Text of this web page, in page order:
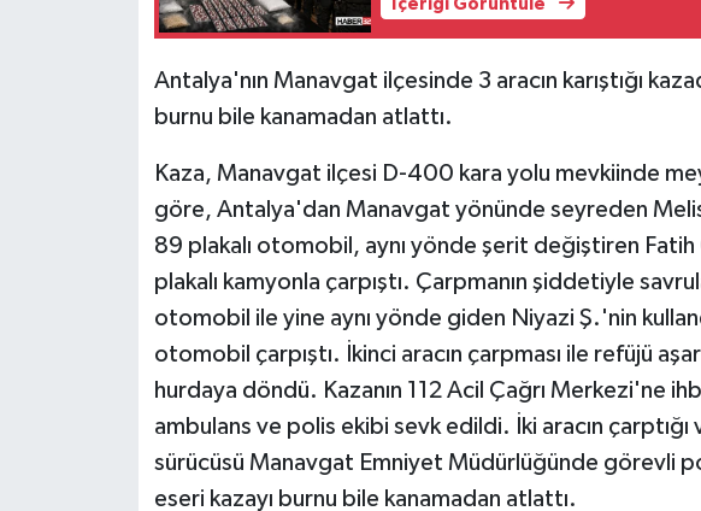
İçeriği Görüntüle
Antalya'nın Manavgat ilçesinde 3 aracın karıştığı
burnu bile kanamadan atlattı.
Kaza, Manavgat ilçesi D-400 kara yolu mevkiinde
göre, Antalya'dan Manavgat yönünde seyreden
89 plakalı otomobil, aynı yönde şerit değiştiren Fatih
plakalı kamyonla çarpıştı. Çarpmanın şiddetiyle
otomobil ile yine aynı yönde giden Niyazi Ş.'nin
otomobil çarpıştı. İkinci aracın çarpması ile refüjü
hurdaya döndü. Kazanın 112 Acil Çağrı Merkezi'ne
ambulans ve polis ekibi sevk edildi. İki aracın
sürücüsü Manavgat Emniyet Müdürlüğünde görevli
eseri kazayı burnu bile kanamadan atlattı.
Tarihi Yapılarımız
Teknoloji